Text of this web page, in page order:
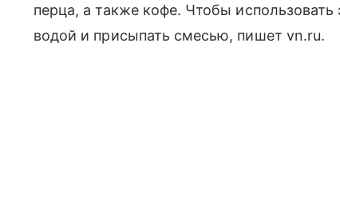
перца, а также кофе. Чтобы использовать
водой и присыпать смесью, пишет vn.ru.